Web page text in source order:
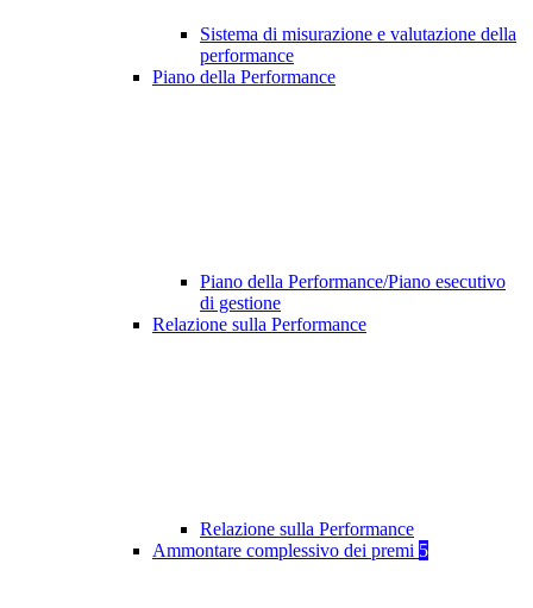
Sistema di misurazione e valutazione della
performance
Piano della Performance
Piano della Performance/Piano esecutivo
di gestione
Relazione sulla Performance
Relazione sulla Performance
Ammontare complessivo dei premi 5